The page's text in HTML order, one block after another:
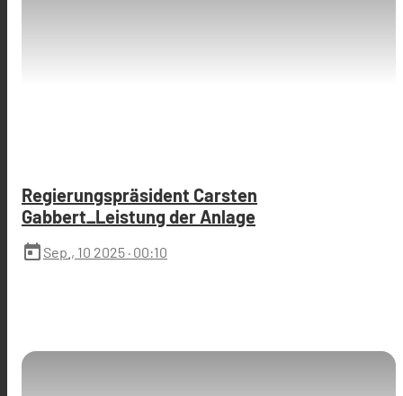
Regierungspräsident Carsten
Gabbert_Leistung der Anlage
today Sep., 10 2025 · 00:10